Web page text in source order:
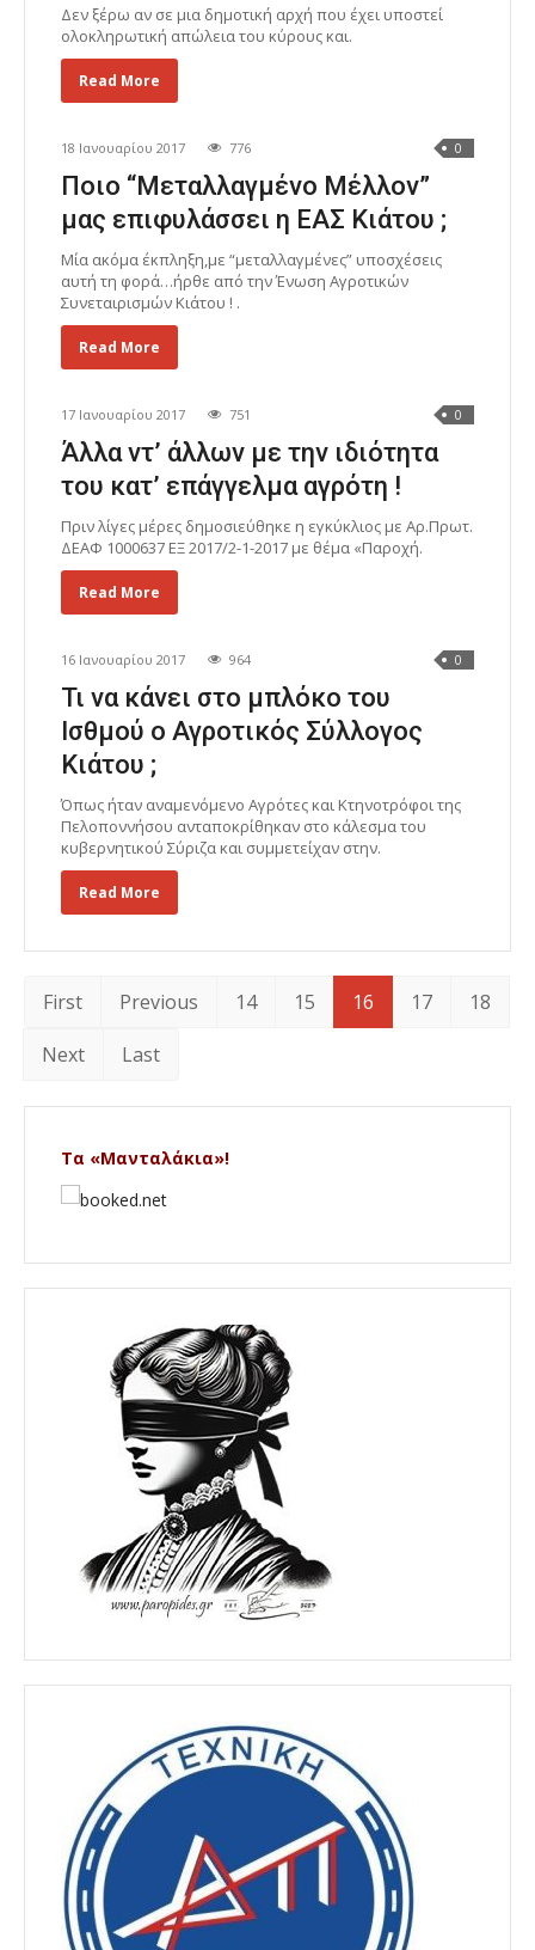
Δεν ξέρω αν σε μια δημοτική αρχή που έχει υποστεί
ολοκληρωτική απώλεια του κύρους και.
Read More
18 Ιανουαρίου 2017 776 0
Ποιο “Μεταλλαγμένο Μέλλον”
μας επιφυλάσσει η ΕΑΣ Κιάτου ;
Μία ακόμα έκπληξη,με “μεταλλαγμένες” υποσχέσεις
αυτή τη φορά…ήρθε από την Ένωση Αγροτικών
Συνεταιρισμών Κιάτου ! .
Read More
17 Ιανουαρίου 2017 751 0
Άλλα ντ’ άλλων με την ιδιότητα
του κατ’ επάγγελμα αγρότη !
Πριν λίγες μέρες δημοσιεύθηκε η εγκύκλιος με Αρ.Πρωτ.
ΔΕΑΦ 1000637 ΕΞ 2017/2-1-2017 με θέμα «Παροχή.
Read More
16 Ιανουαρίου 2017 964 0
Τι να κάνει στο μπλόκο του
Ισθμού ο Αγροτικός Σύλλογος
Κιάτου ;
Όπως ήταν αναμενόμενο Αγρότες και Κτηνοτρόφοι της
Πελοποννήσου ανταποκρίθηκαν στο κάλεσμα του
κυβερνητικού Σύριζα και συμμετείχαν στην.
Read More
First Previous 14 15 16 17
18
Next
Last
Τα «Μανταλάκια»!